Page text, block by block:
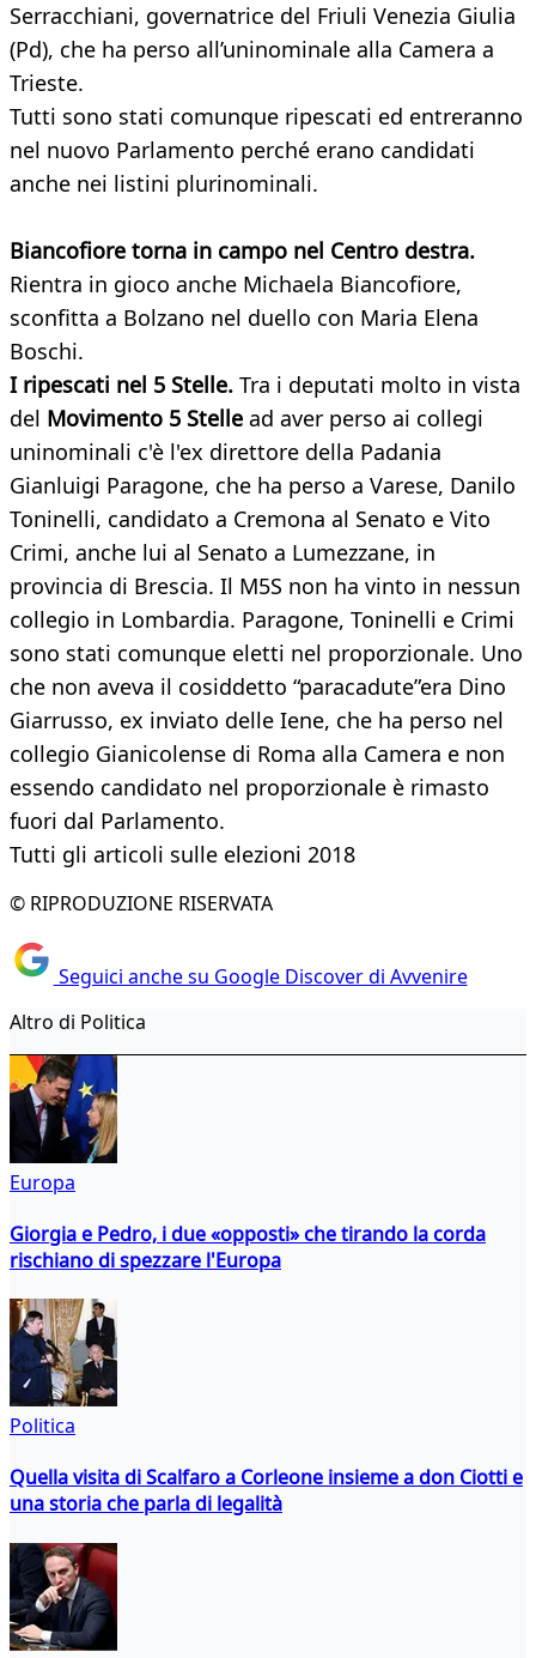
Serracchiani, governatrice del Friuli Venezia Giulia
(Pd), che ha perso all’uninominale alla Camera a
Trieste.
Tutti sono stati comunque ripescati ed entreranno
nel nuovo Parlamento perché erano candidati
anche nei listini plurinominali.
Biancofiore torna in campo nel Centro destra.
Rientra in gioco anche Michaela Biancofiore,
sconfitta a Bolzano nel duello con Maria Elena
Boschi.
I ripescati nel 5 Stelle. Tra i deputati molto in vista
del Movimento 5 Stelle ad aver perso ai collegi
uninominali c'è l'ex direttore della Padania
Gianluigi Paragone, che ha perso a Varese, Danilo
Toninelli, candidato a Cremona al Senato e Vito
Crimi, anche lui al Senato a Lumezzane, in
provincia di Brescia. Il M5S non ha vinto in nessun
collegio in Lombardia. Paragone, Toninelli e Crimi
sono stati comunque eletti nel proporzionale. Uno
che non aveva il cosiddetto “paracadute”era Dino
Giarrusso, ex inviato delle Iene, che ha perso nel
collegio Gianicolense di Roma alla Camera e non
essendo candidato nel proporzionale è rimasto
fuori dal Parlamento.
Tutti gli articoli sulle elezioni 2018
© RIPRODUZIONE RISERVATA
Seguici anche su Google Discover di Avvenire
Altro di Politica
Europa
Giorgia e Pedro, i due «opposti» che tirando la corda
rischiano di spezzare l'Europa
Politica
Quella visita di Scalfaro a Corleone insieme a don Ciotti e
una storia che parla di legalità